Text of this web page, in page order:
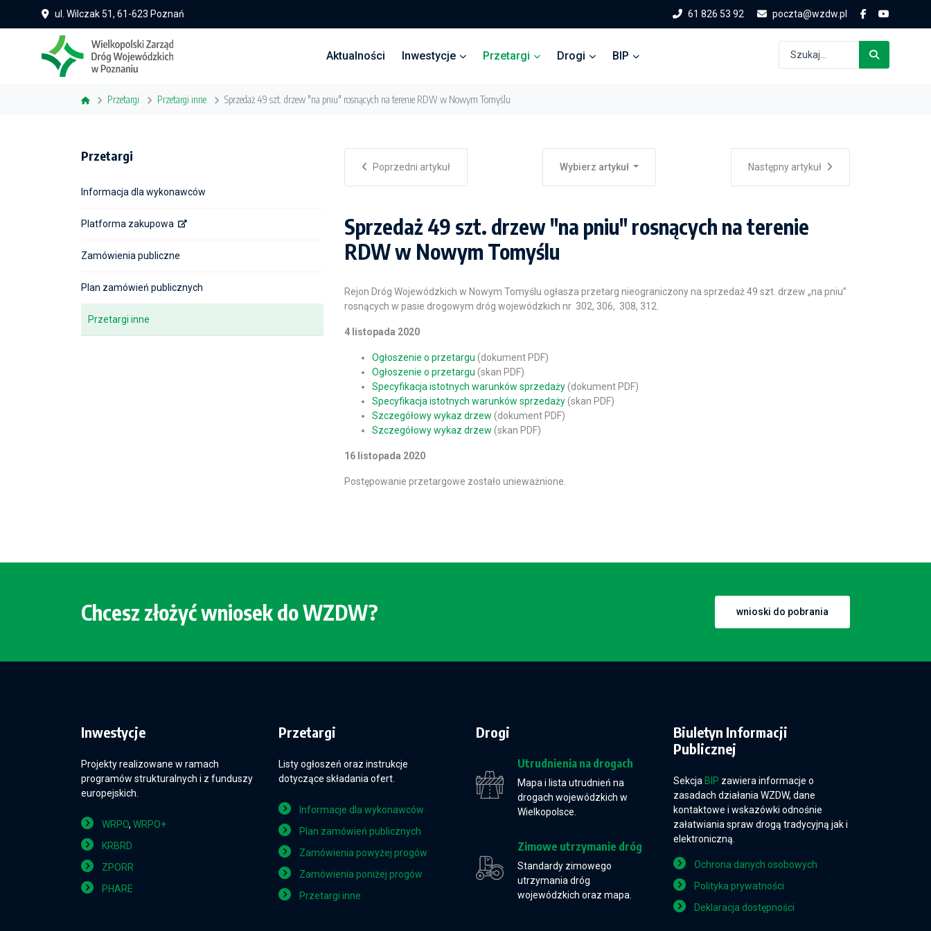
ul. Wilczak 51, 61-623 Poznań 61 826 53 92 poczta@wzdw.pl
Aktualności Inwestycje Przetargi Drogi BIP
Przetargi Przetargi inne Sprzedaż 49 szt. drzew "na pniu" rosnących na terenie RDW w Nowym Tomyślu
Przetargi
Informacja dla wykonawców
Platforma zakupowa
Zamówienia publiczne
Plan zamówień publicznych
Przetargi inne
Poprzedni artykuł Wybierz artykuł Następny artykuł
Sprzedaż 49 szt. drzew "na pniu" rosnących na terenie
RDW w Nowym Tomyślu
Rejon Dróg Wojewódzkich w Nowym Tomyślu ogłasza przetarg nieograniczony na sprzedaż 49 szt. drzew „na pniu”
rosnących w pasie drogowym dróg wojewódzkich nr 302, 306, 308, 312.
4 listopada 2020
Ogłoszenie o przetargu (dokument PDF)
Ogłoszenie o przetargu (skan PDF)
Specyfikacja istotnych warunków sprzedaży(dokument PDF)
Specyfikacja istotnych warunków sprzedaży(skan PDF)
Szczegółowy wykaz drzew (dokument PDF)
Szczegółowy wykaz drzew (skan PDF)
16 listopada 2020
Postępowanie przetargowe zostało unieważnione.
Chcesz złożyć wniosek do WZDW? wnioski do pobrania
Inwestycje
Projekty realizowane w ramach
programów strukturalnych i z funduszy
europejskich.
WRPO, WRPO+
KRBRD
ZPORR
PHARE
Przetargi
Listy ogłoszeń oraz instrukcje
dotyczące składania ofert.
Informacje dla wykonawców
Plan zamówień publicznych
Zamówienia powyżej progów
Zamówienia poniżej progów
Przetargi inne
Drogi
Utrudnienia na drogach
Mapa i lista utrudnień na
drogach wojewódzkich w
Wielkopolsce.
Zimowe utrzymanie dróg
Standardy zimowego
utrzymania dróg
wojewódzkich oraz mapa.
Biuletyn Informacji
Publicznej
Sekcja BIP zawiera informacje o
zasadach działania WZDW, dane
kontaktowe i wskazówki odnośnie
załatwiania spraw drogą tradycyjną jak i
elektroniczną.
Ochrona danych osobowych
Polityka prywatności
Deklaracja dostępności